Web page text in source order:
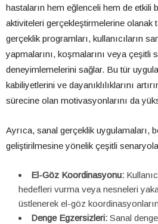
hastaların hem eğlenceli hem de etkili
aktiviteleri gerçekleştirmelerine olanak
gerçeklik programları, kullanıcıların
yapmalarını, koşmalarını veya çeşitli
deneyimlemelerini sağlar. Bu tür
kabiliyetlerini ve dayanıklılıklarını
sürecine olan motivasyonlarını da
Ayrıca, sanal gerçeklik uygulamaları,
geliştirilmesine yönelik çeşitli
El-Göz Koordinasyonu:
hedefleri vurma veya nesneleri
üstlenerek el-göz
Denge Egzersizleri: Sanal